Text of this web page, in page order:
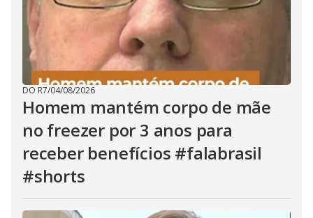
DO R7/04/08/2026
Homem mantém corpo de mãe
no freezer por 3 anos para
receber benefícios #falabrasil
#shorts